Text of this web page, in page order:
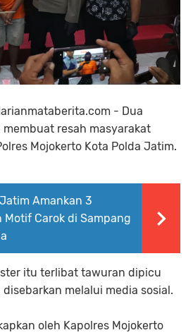
- Dua
resah masyarakat
Mojokerto Kota Polda Jatim.
Amankan 3
Motif Carok di Sampang
itu terlibat tawuran dipicu
melalui media sosial.
oleh Kapolres Mojokerto